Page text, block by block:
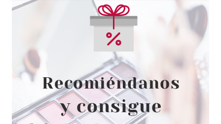
THUYA
THUYA DESMAQUILLADOR DE
OJOS CURCUMA 100 ML
Pvr 10.20€
-46%
desde
5.55€